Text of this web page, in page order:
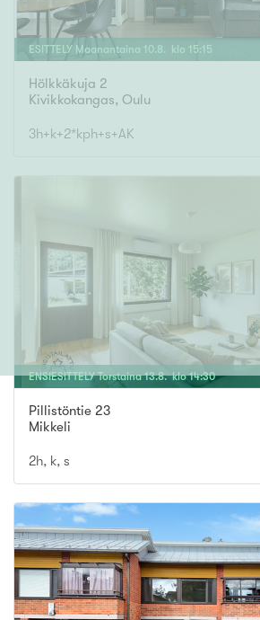
ESITTELY Maanantaina 10. 8 . klo 15:15
Hölkkäkuja 2
Kivikkokangas, Oulu
3h+k+2*kph+s+AK
ENSIESITTELY Torstaina 13.8. klo14:30
Pillistöntie 23
Mikkeli
2h, k, s